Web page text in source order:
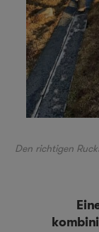
Den richtigen